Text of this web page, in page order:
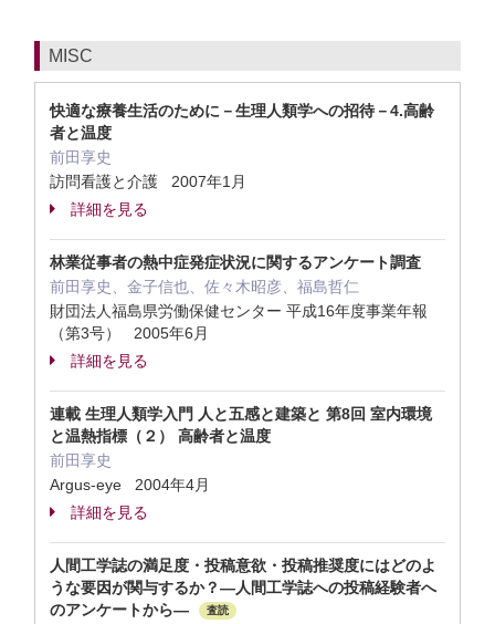
MISC
快適な療養生活のために－生理人類学への招待－4.高齢
者と温度
前田享史
訪問看護と介護 2007年1月
詳細を見る
林業従事者の熱中症発症状況に関するアンケート調査
前田享史、金子信也、佐々木昭彦、福島哲仁
財団法人福島県労働保健センター 平成16年度事業年報
（第3号） 2005年6月
詳細を見る
連載 生理人類学入門 人と五感と建築と 第8回 室内環境
と温熱指標（２） 高齢者と温度
前田享史
Argus-eye 2004年4月
詳細を見る
人間工学誌の満足度・投稿意欲・投稿推奨度にはどのよ
うな要因が関与するか？―人間工学誌への投稿経験者へ
のアンケートから―
査読